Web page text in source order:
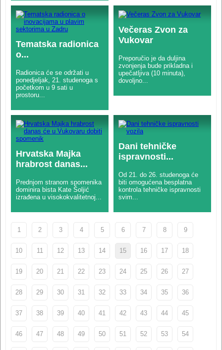
Tematska radionica
o...
Radionica će se održati u
ponedjeljak, 21. studenoga s
početkom u 9 sati u
prostoru...
Večeras Zvon za
Vukovar
Preporučio je da duljina
zvonjenja bude prikladna i
upečatljiva (10 minuta),
dovoljno...
Hrvatska Majka
hrabrost danas...
Prednjom stranom spomenika
dominira bista Kate Šoljić
izrađena u visokokvalitetnoj...
Dani tehničke
ispravnosti...
Od 21. do 26. studenoga će
biti omogućena besplatna
kontrola tehničke ispravnosti
svim...
1 2 3 4 5 6 7 8 9
10 11 12 13 14 15 16 17 18
19 20 21 22 23 24 25 26 27
28 29 30 31 32 33 34 35 36
37 38 39 40 41 42 43 44 45
46 47 48 49 50 51 52 53 54